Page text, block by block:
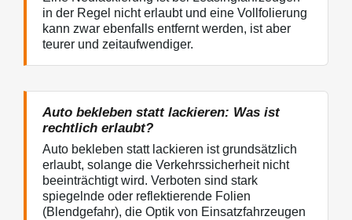
in der Regel nicht erlaubt und eine Vollfolierung
kann zwar ebenfalls entfernt werden, ist aber
teurer und zeitaufwendiger.
Auto bekleben statt lackieren: Was ist
rechtlich erlaubt?
Auto bekleben statt lackieren ist grundsätzlich
erlaubt, solange die Verkehrssicherheit nicht
beeinträchtigt wird. Verboten sind stark
spiegelnde oder reflektierende Folien
(Blendgefahr), die Optik von Einsatzfahrzeugen